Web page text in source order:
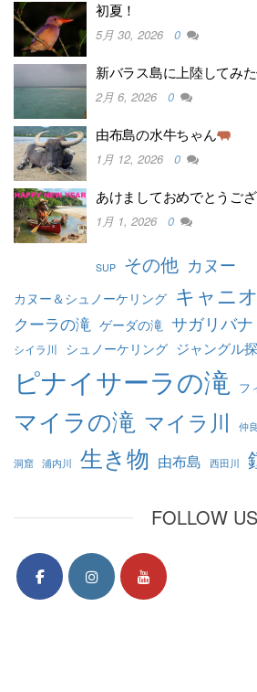
初夏！
5月 30, 2026 0
新バラス島に上陸してみ
2月 6, 2026 0
由布島の水牛ちゃん
1月 12, 2026 0
あけましておめでとうござ
1月 1, 2026 0
SUP その他 カヌー
カヌー＆シュノーケリング キャニ
クーラの滝 ゲーダの滝 サガリバナ
シイラ川 シュノーケリング ジャングル
ピナイサーラの滝 フ
マイラの滝 マイラ川 仲
洞窟 浦内川 生き物 由布島 西田川
FOLLOW US